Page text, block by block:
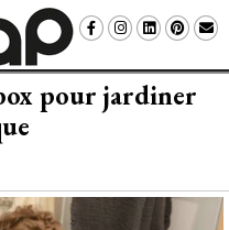
pour jardiner